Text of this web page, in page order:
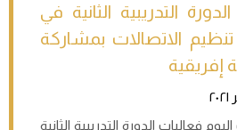
التدريبية الثانية في
الاتصالات بمشاركة
فعاليات الدورة التدريبية الثانية